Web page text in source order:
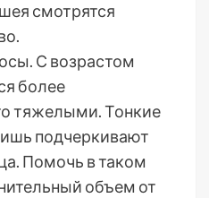
смотрятся
С возрастом
более
тяжелыми. Тонкие
подчеркивают
Помочь в таком
объем от